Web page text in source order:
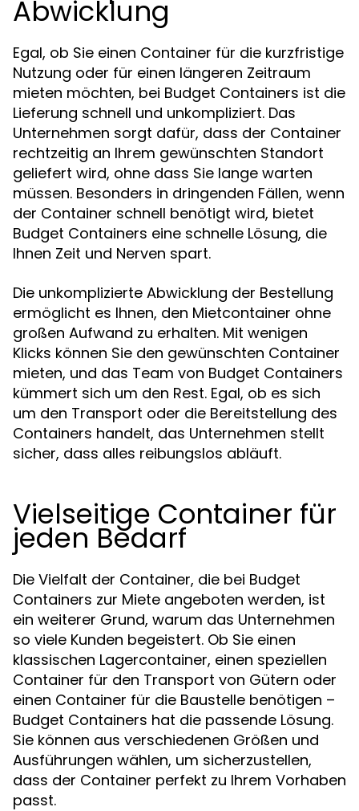
Abwicklung
Egal, ob Sie einen Container für die kurzfristige
Nutzung oder für einen längeren Zeitraum
mieten möchten, bei Budget Containers ist die
Lieferung schnell und unkompliziert. Das
Unternehmen sorgt dafür, dass der Container
rechtzeitig an Ihrem gewünschten Standort
geliefert wird, ohne dass Sie lange warten
müssen. Besonders in dringenden Fällen, wenn
der Container schnell benötigt wird, bietet
Budget Containers eine schnelle Lösung, die
Ihnen Zeit und Nerven spart.
Die unkomplizierte Abwicklung der Bestellung
ermöglicht es Ihnen, den Mietcontainer ohne
großen Aufwand zu erhalten. Mit wenigen
Klicks können Sie den gewünschten Container
mieten, und das Team von Budget Containers
kümmert sich um den Rest. Egal, ob es sich
um den Transport oder die Bereitstellung des
Containers handelt, das Unternehmen stellt
sicher, dass alles reibungslos abläuft.
Vielseitige Container für
jeden Bedarf
Die Vielfalt der Container, die bei Budget
Containers zur Miete angeboten werden, ist
ein weiterer Grund, warum das Unternehmen
so viele Kunden begeistert. Ob Sie einen
klassischen Lagercontainer, einen speziellen
Container für den Transport von Gütern oder
einen Container für die Baustelle benötigen –
Budget Containers hat die passende Lösung.
Sie können aus verschiedenen Größen und
Ausführungen wählen, um sicherzustellen,
dass der Container perfekt zu Ihrem Vorhaben
passt.